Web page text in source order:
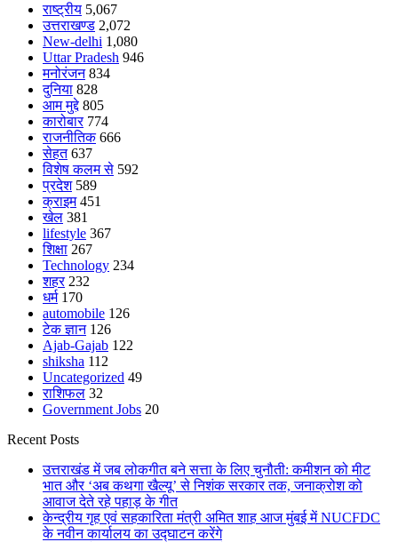
राष्ट्रीय 5,067
उत्तराखण्ड 2,072
New-delhi 1,080
Uttar Pradesh 946
मनोरंजन 834
दुनिया 828
आम मुद्दे 805
कारोबार 774
राजनीतिक 666
सेहत 637
विशेष कलम से 592
प्रदेश 589
क्राइम 451
खेल 381
lifestyle 367
शिक्षा 267
Technology 234
शहर 232
धर्म 170
automobile 126
टेक ज्ञान 126
Ajab-Gajab 122
shiksha 112
Uncategorized 49
राशिफल 32
Government Jobs 20
Recent Posts
उत्तराखंड में जब लोकगीत बने सत्ता के लिए चुनौती: कमीशन को मीट
भात और ‘अब कथगा खैल्यू’ से निशंक सरकार तक, जनाक्रोश को
आवाज देते रहे पहाड़ के गीत
केन्द्रीय गृह एवं सहकारिता मंत्री अमित शाह आज मुंबई में NUCFDC
के नवीन कार्यालय का उद्घाटन करेंगे